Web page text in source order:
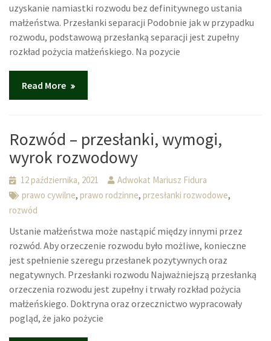
uzyskanie namiastki rozwodu bez definitywnego ustania
małżeństwa. Przesłanki separacji Podobnie jak w przypadku
rozwodu, podstawową przesłanką separacji jest zupełny
rozkład pożycia małżeńskiego. Na pozycie
Read More
Rozwód – przesłanki, wymogi,
wyrok rozwodowy
12 października, 2021
Adwokat Mariusz Fidura
prawo cywilne,prawo rodzinne,przesłanki rozwodowe,
rozwód
Ustanie małżeństwa może nastąpić między innymi przez
rozwód. Aby orzeczenie rozwodu było możliwe, konieczne
jest spełnienie szeregu przesłanek pozytywnych oraz
negatywnych. Przesłanki rozwodu Najważniejszą przesłanką
orzeczenia rozwodu jest zupełny i trwały rozkład pożycia
małżeńskiego. Doktryna oraz orzecznictwo wypracowały
pogląd, że jako pożycie